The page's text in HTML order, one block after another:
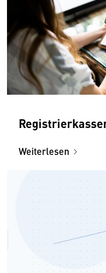
Weiterlesen